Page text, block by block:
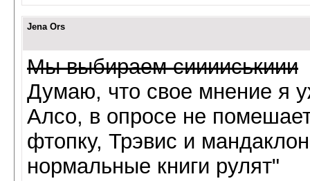
Jena Ors
Мы выбираем сииииськиии
Думаю, что свое мнение я
Алсо, в опросе не
фтопку, Трэвис и
нормальные книги рулят"